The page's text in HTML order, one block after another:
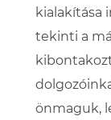
kialakítása
tekinti a
önmaguk,